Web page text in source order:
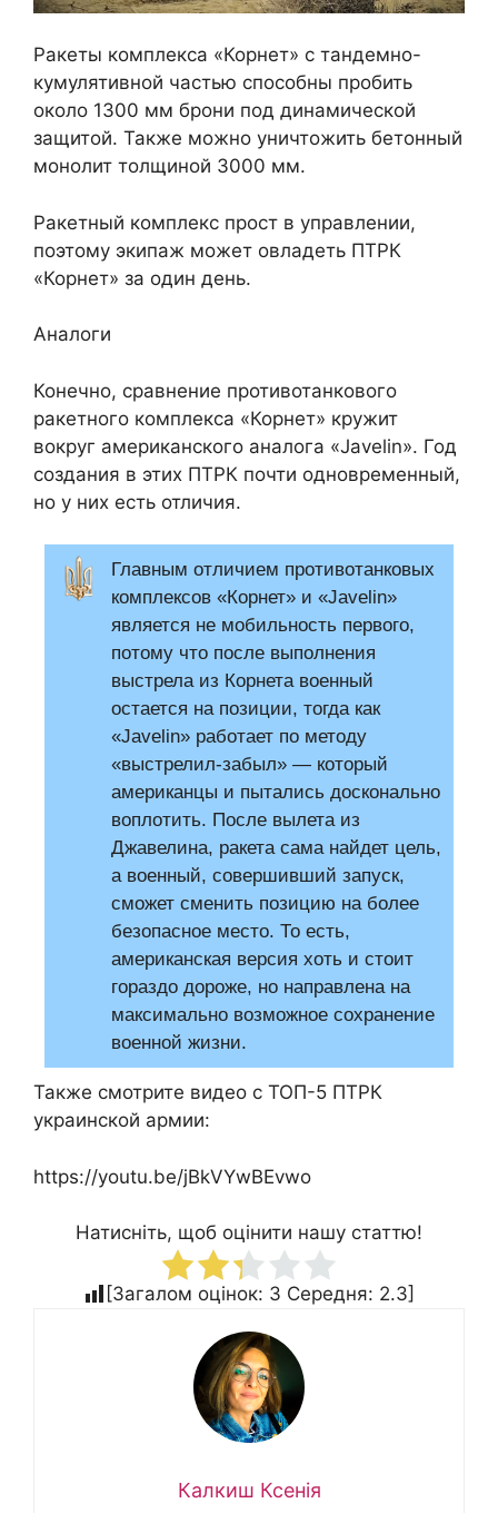
Ракеты комплекса «Корнет» с тандемно-
кумулятивной частью способны пробить
около 1300 мм брони под динамической
защитой. Также можно уничтожить бетонный
монолит толщиной 3000 мм.
Ракетный комплекс прост в управлении,
поэтому экипаж может овладеть ПТРК
«Корнет» за один день.
Аналоги
Конечно, сравнение противотанкового
ракетного комплекса «Корнет» кружит
вокруг американского аналога «Javelin». Год
создания в этих ПТРК почти одновременный,
но у них есть отличия.
Главным отличием противотанковых
комплексов «Корнет» и «Javelin»
является не мобильность первого,
потому что после выполнения
выстрела из Корнета военный
остается на позиции, тогда как
«Javelin» работает по методу
«выстрелил-забыл» — который
американцы и пытались досконально
воплотить. После вылета из
Джавелина, ракета сама найдет цель,
а военный, совершивший запуск,
сможет сменить позицию на более
безопасное место. То есть,
американская версия хоть и стоит
гораздо дороже, но направлена на
максимально возможное сохранение
военной жизни.
Также смотрите видео с ТОП-5 ПТРК
украинской армии:
https://youtu.be/jBkVYwBEvwo
Натисніть, щоб оцінити нашу статтю!
[Загалом оцінок: 3 Середня: 2.3]
Калкиш Ксенія